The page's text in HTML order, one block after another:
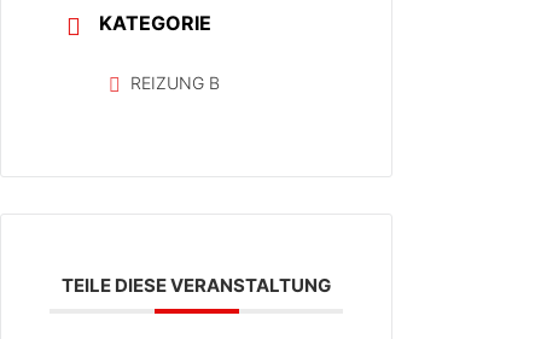
KATEGORIE
REIZUNG B
TEILE DIESE VERANSTALTUNG